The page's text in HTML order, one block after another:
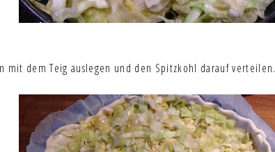
mit dem Teig auslegen und den Spitzkohl darauf verteilen.